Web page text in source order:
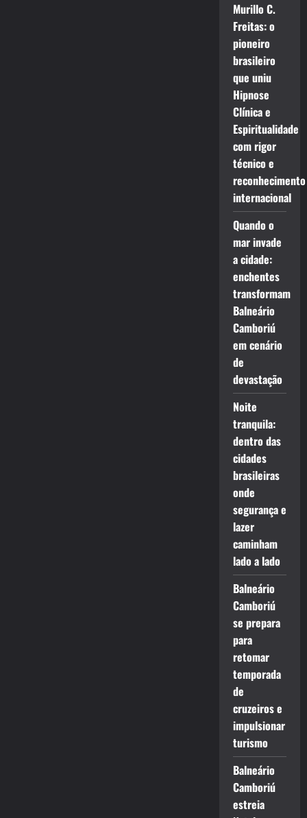
Murillo C.
Freitas: o
pioneiro
brasileiro
que uniu
Hipnose
Clínica e
Espiritualidade
com rigor
técnico e
reconhecimento
internacional
Quando o
mar invade
a cidade:
enchentes
transformam
Balneário
Camboriú
em cenário
de
devastação
Noite
tranquila:
dentro das
cidades
brasileiras
onde
segurança e
lazer
caminham
lado a lado
Balneário
Camboriú
se prepara
para
retomar
temporada
de
cruzeiros e
impulsionar
turismo
Balneário
Camboriú
estreia